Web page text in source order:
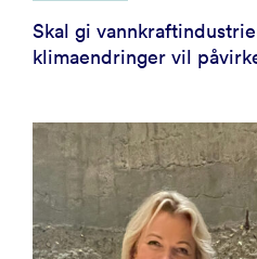
Skal gi
klimaendringer vil